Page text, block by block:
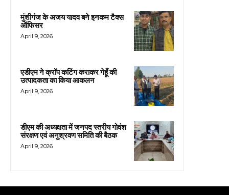
मुंशीगंज के अजय यादव बने इनकम टैक्स
ऑफिसर
April 9, 2026
एडीएम ने क्रॉप कटिंग कराकर गेहूँ की
उत्पादकता का किया आकलन
April 9, 2026
डीएम की अध्यक्षता में जनपद स्तरीय गोवंश
संरक्षण एवं अनुश्रवण समिति की बैठक
April 9, 2026